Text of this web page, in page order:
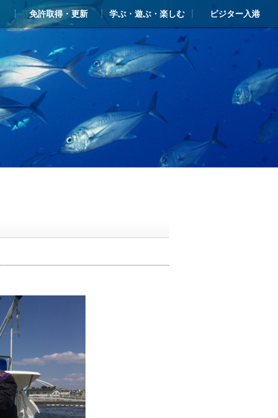
免許取得・更新 学ぶ・遊ぶ・楽しむ
学ぶ・遊ぶ・楽しむTOP
シースタイル・マリン塾
新西宮レンタルヨットクラブ
ヨットスクール
体験クルーズ（ボート・ヨット）
クルージングガイド
ビジター入港
ビジターバース・入港のご案内
しんにしのみや海の駅